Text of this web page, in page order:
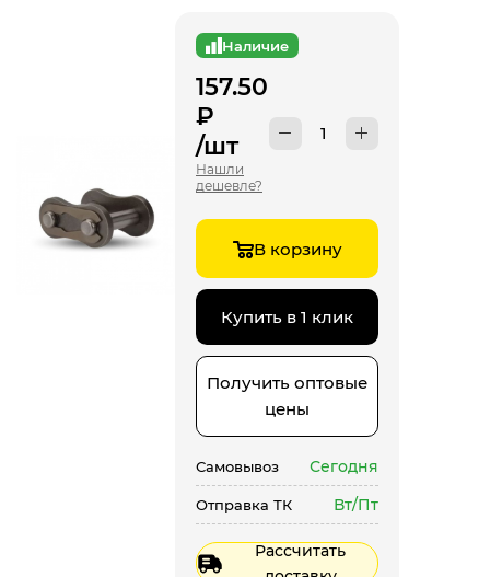
Наличие
157.50
₽
/шт
Нашли
дешевле?
В корзину
Купить в 1 клик
Получить оптовые
цены
Самовывоз Сегодня
Отправка ТК Вт/Пт
Рассчитать